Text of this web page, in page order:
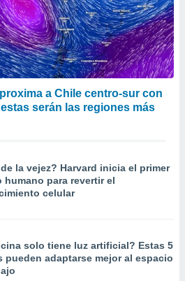
a Chile centro-sur con
serán las regiones más
la vejez? Harvard inicia el primer
humano para revertir el
celular
solo tiene luz artificial? Estas 5
pueden adaptarse mejor al espacio